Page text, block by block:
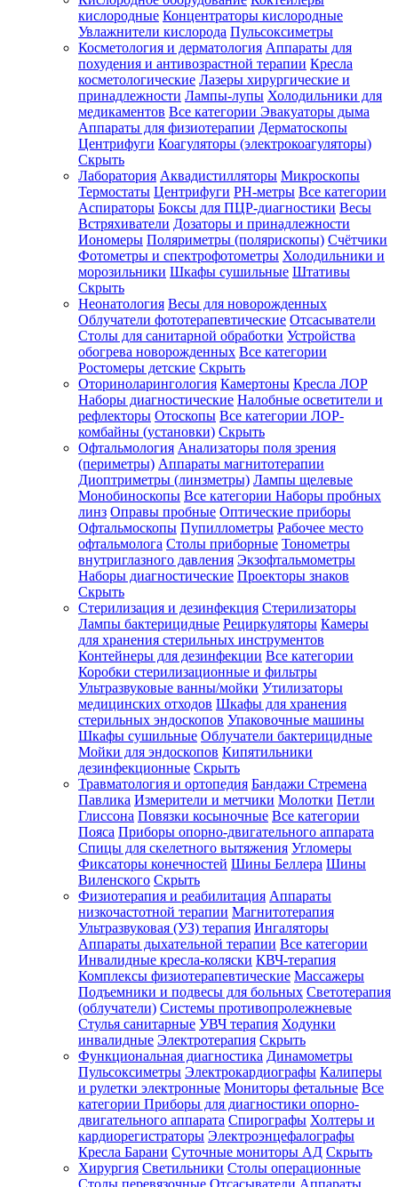
Зарегистрироваться
Зачем
регистрироваться?
Все
покупки
одном
месте
Личный
менеджер
Отслеживание
статуса
заказа
кислородные Концентраторы кислородные
Увлажнители кислорода Пульсоксиметры
Косметология и дерматология Аппараты для
похудения и антивозрастной терапии Кресла
косметологические Лазеры хирургические и
принадлежности Лампы-лупы Холодильники для
медикаментов Все категории Эвакуаторы дыма
Аппараты для физиотерапии Дерматоскопы
Центрифуги Коагуляторы (электрокоагуляторы)
Скрыть
Лаборатория Аквадистилляторы Микроскопы
Термостаты Центрифуги PH-метры Все категории
Аспираторы Боксы для ПЦР-диагностики Весы
Встряхиватели Дозаторы и принадлежности
Иономеры Поляриметры (полярископы) Счётчики
Фотометры и спектрофотометры Холодильники и
морозильники Шкафы сушильные Штативы
Скрыть
Неонатология Весы для новорожденных
Облучатели фототерапевтические Отсасыватели
Столы для санитарной обработки Устройства
обогрева новорожденных Все категории
Ростомеры детские Скрыть
Оториноларингология Камертоны Кресла ЛОР
Наборы диагностические Налобные осветители и
рефлекторы Отоскопы Все категории ЛОР-
комбайны (установки) Скрыть
Офтальмология Анализаторы поля зрения
(периметры) Аппараты магнитотерапии
Диоптриметры (линзметры) Лампы щелевые
Монобиноскопы Все категории Наборы пробных
линз Оправы пробные Оптические приборы
Офтальмоскопы Пупиллометры Рабочее место
офтальмолога Столы приборные Тонометры
внутриглазного давления Экзофтальмометры
Наборы диагностические Проекторы знаков
Скрыть
Стерилизация и дезинфекция Стерилизаторы
Лампы бактерицидные Рециркуляторы Камеры
для хранения стерильных инструментов
Контейнеры для дезинфекции Все категории
Коробки стерилизационные и фильтры
Ультразвуковые ванны/мойки Утилизаторы
медицинских отходов Шкафы для хранения
стерильных эндоскопов Упаковочные машины
Шкафы сушильные Облучатели бактерицидные
Мойки для эндоскопов Кипятильники
дезинфекционные Скрыть
Травматология и ортопедия Бандажи Стремена
Павлика Измерители и метчики Молотки Петли
Глиссона Повязки косыночные Все категории
Пояса Приборы опорно-двигательного аппарата
Спицы для скелетного вытяжения Угломеры
Фиксаторы конечностей Шины Беллера Шины
Виленского Скрыть
Физиотерапия и реабилитация Аппараты
низкочастотной терапии Магнитотерапия
Ультразвуковая (УЗ) терапия Ингаляторы
Аппараты дыхательной терапии Все категории
Инвалидные кресла-коляски КВЧ-терапия
Комплексы физиотерапевтические Массажеры
Подъемники и подвесы для больных Светотерапия
(облучатели) Системы противопролежневые
Стулья санитарные УВЧ терапия Ходунки
инвалидные Электротерапия Скрыть
Функциональная диагностика Динамометры
Пульсоксиметры Электрокардиографы Калиперы
и рулетки электронные Мониторы фетальные Все
категории Приборы для диагностики опорно-
двигательного аппарата Спирографы Холтеры и
кардиорегистраторы Электроэнцефалографы
Кресла Барани Суточные мониторы АД Скрыть
Хирургия Светильники Столы операционные
Столы перевязочные Отсасыватели Аппараты